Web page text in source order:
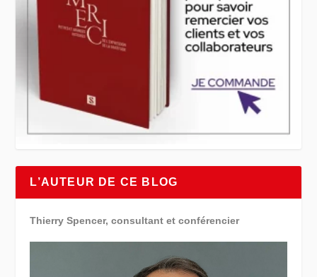
L’AUTEUR DE CE BLOG
Thierry Spencer, consultant et conférencier